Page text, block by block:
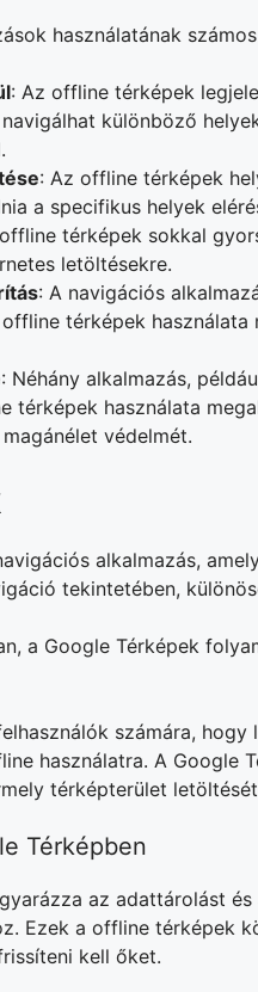
használatának
: Az offline térképek
különböző
: Az offline térképek
a specifikus helyek
térképek sokkal
letöltésekre.
: A navigációs
térképek
: Néhány alkalmazás,
térképek használata
védelmét.
alkalmazás,
tekintetében,
a Google Térképek
számára,
használatra. A Google
térképterület
Térképben
az adattárolást
Ezek a offline térképek
kell őket.